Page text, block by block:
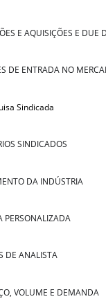
E AQUISIÇÕES E DUE
DE ENTRADA NO
Sindicada
SINDICADOS
DA INDÚSTRIA
PERSONALIZADA
DE ANALISTA
VOLUME E DEMANDA